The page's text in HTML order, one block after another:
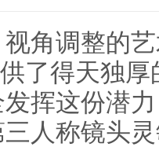
角调整的
了得天独
挥这份潜
人称镜头